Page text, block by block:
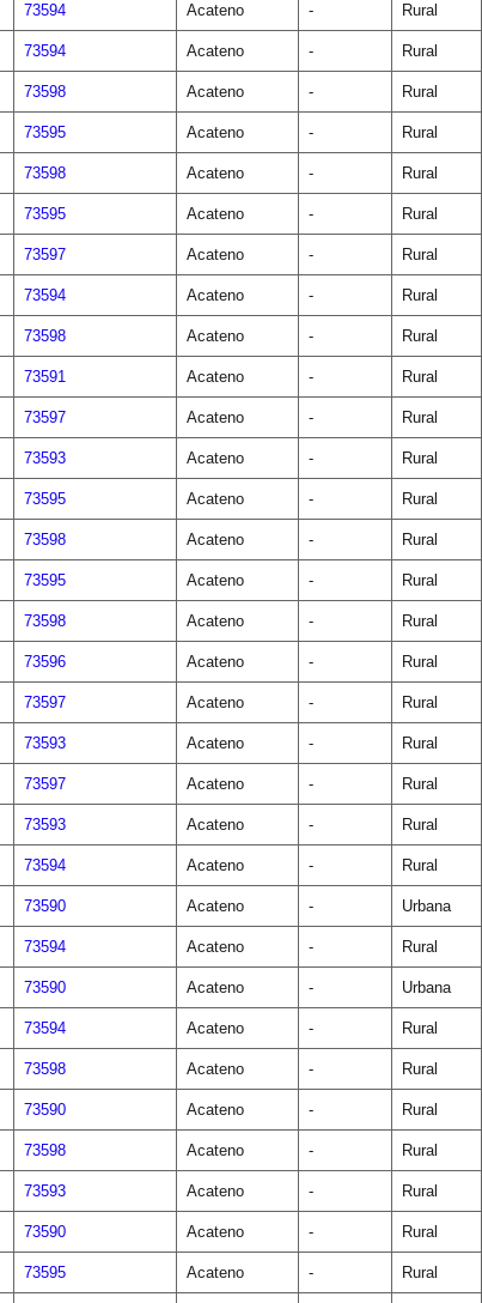
73594 Acateno - Rural
73594 Acateno - Rural
73598 Acateno - Rural
73595 Acateno - Rural
73598 Acateno - Rural
73595 Acateno - Rural
73597 Acateno - Rural
73594 Acateno - Rural
73598 Acateno - Rural
73591 Acateno - Rural
73597 Acateno - Rural
73593 Acateno - Rural
73595 Acateno - Rural
73598 Acateno - Rural
73595 Acateno - Rural
73598 Acateno - Rural
73596 Acateno - Rural
73597 Acateno - Rural
73593 Acateno - Rural
73597 Acateno - Rural
73593 Acateno - Rural
73594 Acateno - Rural
73590 Acateno - Urbana
73594 Acateno - Rural
73590 Acateno - Urbana
73594 Acateno - Rural
73598 Acateno - Rural
73590 Acateno - Rural
73598 Acateno - Rural
73593 Acateno - Rural
73590 Acateno - Rural
73595 Acateno - Rural